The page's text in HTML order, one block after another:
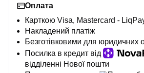
Оплата
Карткою Visa, Mastercard -
Накладений платіж
Безготівковими для юридичних
Посилка в кредит від
відділенні Нової пошти